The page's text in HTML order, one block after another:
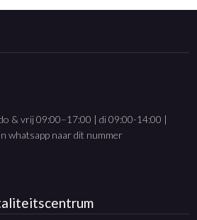
& vrij 09:00–17:00 | di 09:00-14:00 |
whatsapp naar dit nummer